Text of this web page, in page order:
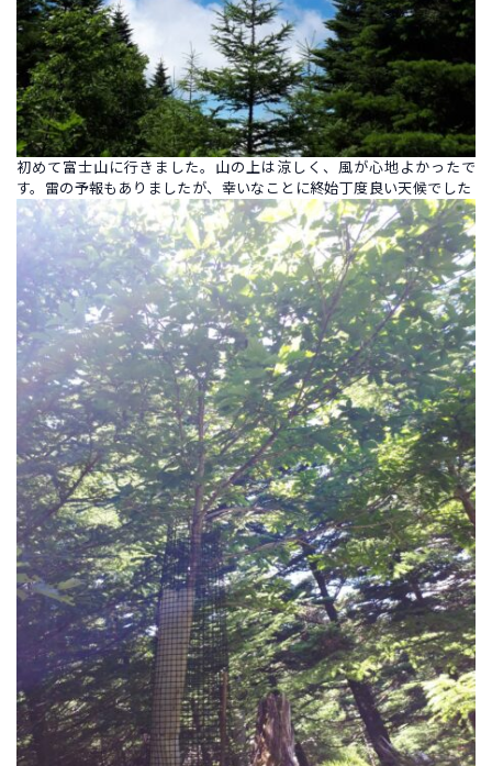
初めて富士山に行きました。山の上は涼しく、風が心地よかったで
す。雷の予報もありましたが、幸いなことに終始丁度良い天候でした